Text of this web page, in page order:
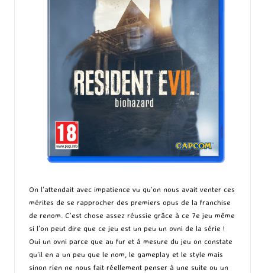
On l’attendait avec impatience vu qu’on nous avait venter ces
mérites de se rapprocher des premiers opus de la franchise
de renom. C’est chose assez réussie grâce à ce 7e jeu même
si l’on peut dire que ce jeu est un peu un ovni de la série !
Oui un ovni parce que au fur et à mesure du jeu on constate
qu’il en a un peu que le nom, le gameplay et le style mais
sinon rien ne nous fait réellement penser à une suite ou un